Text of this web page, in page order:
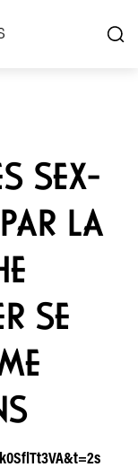
SEX-
LA
SE